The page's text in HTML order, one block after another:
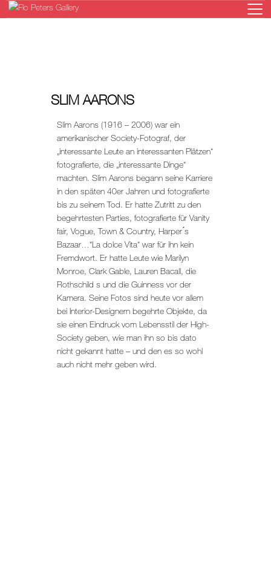
GALERIE
KÜNSTLER
AUSSTELLUNGEN
NEWS
ONLINESHOP
KONTAKT
SLIM AARONS
Slim Aarons (1916 – 2006) war ein
amerikanischer Society-Fotograf, der
„interessante Leute an interessanten Plätzen“
fotografierte, die „interessante Dinge“
machten. Slim Aarons begann seine Karriere
in den späten 40er Jahren und fotografierte
bis zu seinem Tod. Er hatte Zutritt zu den
begehrtesten Parties, fotografierte für Vanity
fair, Vogue, Town & Country, Harper ́s
Bazaar…“La dolce Vita“ war für ihn kein
Fremdwort. Er hatte Leute wie Marilyn
Monroe, Clark Gable, Lauren Bacall, die
Rothschild s und die Guinness vor der
Kamera. Seine Fotos sind heute vor allem
bei Interior-Designern begehrte Objekte, da
sie einen Eindruck vom Lebensstil der High-
Society geben, wie man ihn so bis dato
nicht gekannt hatte – und den es so wohl
auch nicht mehr geben wird.